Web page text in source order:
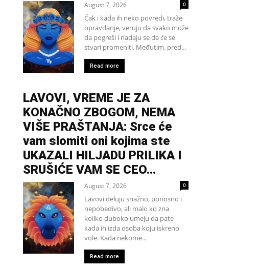
August 7, 2026 0
Čak i kada ih neko povredi, traže
opravdanje, veruju da svako može
da pogreši i nadaju se da će se
stvari promeniti. Međutim, pred...
Read more
LAVOVI, VREME JE ZA
KONAČNO ZBOGOM, NEMA
VIŠE PRAŠTANJA: Srce će
vam slomiti oni kojima ste
UKAZALI HILJADU PRILIKA I
SRUŠIĆE VAM SE CEO...
August 7, 2026 0
Lavovi deluju snažno, ponosno i
nepobedivo, ali malo ko zna
koliko duboko umeju da pate
kada ih izda osoba koju iskreno
vole. Kada nekome...
Read more